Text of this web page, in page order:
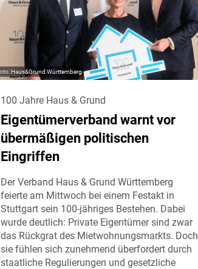
Haus&Grund Württemberg
100 Jahre Haus & Grund
Eigentümerverband warnt vor
übermäßigen politischen
Eingriffen
Der Verband Haus & Grund Württemberg
feierte am Mittwoch bei einem Festakt in
Stuttgart sein 100-jähriges Bestehen. Dabei
wurde deutlich: Private Eigentümer sind zwar
das Rückgrat des Mietwohnungsmarkts. Doch
sie fühlen sich zunehmend überfordert durch
staatliche Regulierungen und gesetzliche